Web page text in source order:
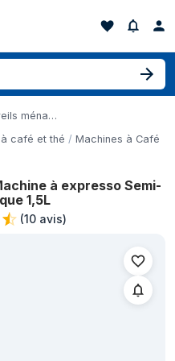
Petits appareils ménagers
café et thé
Machines à Café
à expresso Semi-
1,5L
(10 avis)
Revolution Machine à
Date